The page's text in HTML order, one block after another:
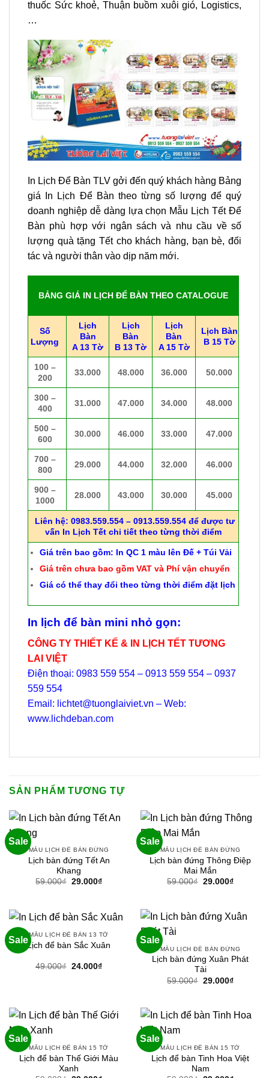
thuốc Sức khoẻ, Thuận buồm xuôi gió, Logistics,
…
In Lịch Để Bàn TLV gởi đến quý khách hàng Bảng
giá In Lịch Để Bàn theo từng số lượng để quý
doanh nghiệp dễ dàng lựa chọn Mẫu Lịch Tết Để
Bàn phù hợp với ngân sách và nhu cầu về số
lượng quà tặng Tết cho khách hàng, bạn bè, đối
tác và người thân vào dịp năm mới.
BẢNG GIÁ IN LỊCH ĐỂ BÀN THEO CATALOGUE
Số
Lượng
Lịch
Bàn
A 13 Tờ
Lịch
Bàn
B 13 Tờ
Lịch
Bàn
A 15 Tờ
Lịch Bàn
B 15 Tờ
100 –
200
33.000 48.000 36.000 50.000
300 –
400
31.000 47.000 34.000 48.000
500 –
600
30.000 46.000 33.000 47.000
700 –
800
29.000 44.000 32.000 46.000
900 –
1000
28.000 43.000 30.000 45.000
Liên hệ: 0983.559.554 – 0913.559.554 để được tư
vấn In Lịch Tết chi tiết theo từng thời điểm
Giá trên bao gồm: In QC 1 màu lên Đế + Túi Vải
Giá trên chưa bao gồm VAT và Phí vận chuyển
Giá có thể thay đổi theo từng thời điểm đặt lịch
In lịch để bàn mini nhỏ gọn:
CÔNG TY THIẾT KẾ & IN LỊCH TẾT TƯƠNG
LAI VIỆT
Điện thoại: 0983 559 554 – 0913 559 554 – 0937
559 554
Email: lichtet@tuonglaiviet.vn – Web:
www.lichdeban.com
SẢN PHẨM TƯƠNG TỰ
Sale
MẪU LỊCH ĐỂ BÀN ĐỨNG
Lịch bàn đứng Tết An
Khang
59.000₫ Giá
29.000₫Giá
29.000₫.
Sale
MẪU LỊCH ĐỂ BÀN ĐỨNG
Lịch bàn đứng Thông Điệp
Mai Mắn
59.000₫ Giá
29.000₫Giá
29.000₫.
Sale
MẪU LỊCH ĐỂ BÀN 13 TỜ
Lịch để bàn Sắc Xuân
49.000₫ Giá
24.000₫Giá
Sale
MẪU LỊCH ĐỂ BÀN ĐỨNG
Lịch bàn đứng Xuân Phát
Tài
59.000₫ Giá
29.000₫Giá
29.000₫.
Sale
MẪU LỊCH ĐỂ BÀN 15 TỜ
Lịch để bàn Thế Giới Màu
Xanh
Sale
MẪU LỊCH ĐỂ BÀN 15 TỜ
Lịch để bàn Tinh Hoa Việt
Nam